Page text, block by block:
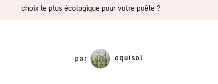
choix le plus écologique pour votre poêle ?
par equisol